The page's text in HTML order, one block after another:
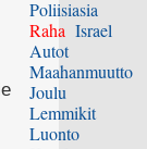
Poliisiasia
Raha Israel
Autot
Maahanmuutto
Joulu
Lemmikit
Luonto